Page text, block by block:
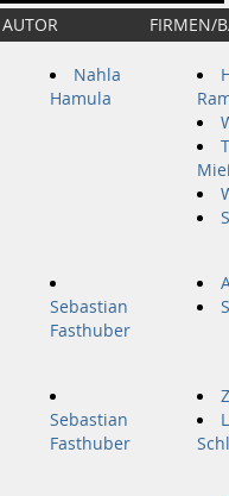
AUTOR
FIRMEN/
Nahla
Hamula
Sebastian
Fasthuber
Sebastian
Fasthuber